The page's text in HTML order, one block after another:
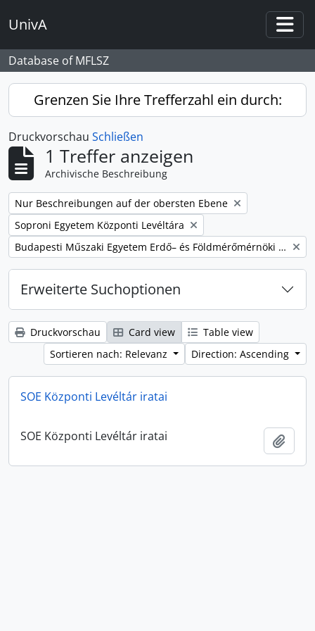
UnivA
Database of MFLSZ
Grenzen Sie Ihre Trefferzahl ein durch:
Druckvorschau Schließen
1 Treffer anzeigen
Archivische Beschreibung
Remove filter:
Nur Beschreibungen auf der obersten Ebene
Remove filter:
Soproni Egyetem Központi Levéltára
Remove filter:
Budapesti Műszaki Egyetem Erdő– és Földmérőmérnöki Kar
Erweiterte Suchoptionen
Druckvorschau Card view
Table view
Sortieren nach: Relevanz
Direction: Ascending
SOE Központi Levéltár iratai
SOE Központi Levéltár iratai